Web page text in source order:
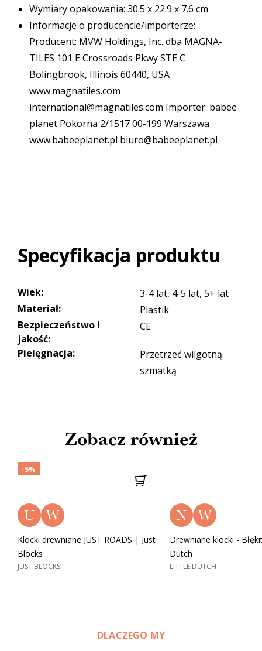
Wymiary opakowania: 30.5 x 22.9 x 7.6 cm
Informacje o producencie/importerze:
Producent: MVW Holdings, Inc. dba MAGNA-
TILES 101 E Crossroads Pkwy STE C
Bolingbrook, Illinois 60440, USA
www.magnatiles.com
international@magnatiles.com Importer: babee
planet Pokorna 2/1517 00-199 Warszawa
www.babeeplanet.pl biuro@babeeplanet.pl
Specyfikacja produktu
Wiek:
3-4 lat, 4-5 lat, 5+ lat
Materiał:
Plastik
Bezpieczeństwo i
jakość:
CE
Pielęgnacja:
Przetrzeć wilgotną
szmatką
Zobacz również
U W
Klocki drewniane JUST ROADS | Just
Blocks
JUST BLOCKS
-5%
N W
Drewniane klocki -
Dutch
LITTLE DUTCH
DLACZEGO MY